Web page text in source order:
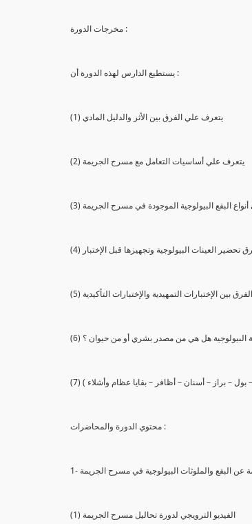
مخرجات الدورة :
يستطيع الدارس لهذه الدورة أن :
(1) يتعرف علي الفرق بين الأثر والدليل المادي
(2) يتعرف علي أساسيات التعامل مع مسرح الجريمة
أنواع البقع البيولوجية الموجودة في مسرح الجريمة
تحضير العينات البيولوجية وتجهيزها قبل الإختبار
بين الإختبارات التمهيدية والإختبارات التأكيدية
البيولوجية هل هي من مصدر بشري أو من حيوان ؟
بول – براز – أسنان – أظافر – بقايا عظام وأشلاء )
محتوي الدورة والمحاضرات :
عن البقع والملوثات البيولوجية في مسرح الجريمة
(1) الفيديو الترويجي لدورة تحاليل مسرح الجريمة